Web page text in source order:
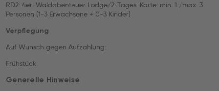
RD2: 4er-Waldabenteuer Lodge/2-Tages-Karte: min. 1 /max. 3
Personen (1-3 Erwachsene + 0-3 Kinder)
Verpflegung
Auf Wunsch gegen Aufzahlung:
Frühstück
Generelle Hinweise